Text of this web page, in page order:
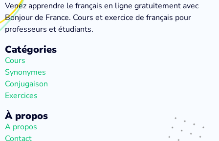
Venez apprendre le français en ligne gratuitement avec
Bonjour de France. Cours et exercice de français pour
professeurs et étudiants.
Catégories
Cours
Synonymes
Conjugaison
Exercices
À propos
A propos
Contact